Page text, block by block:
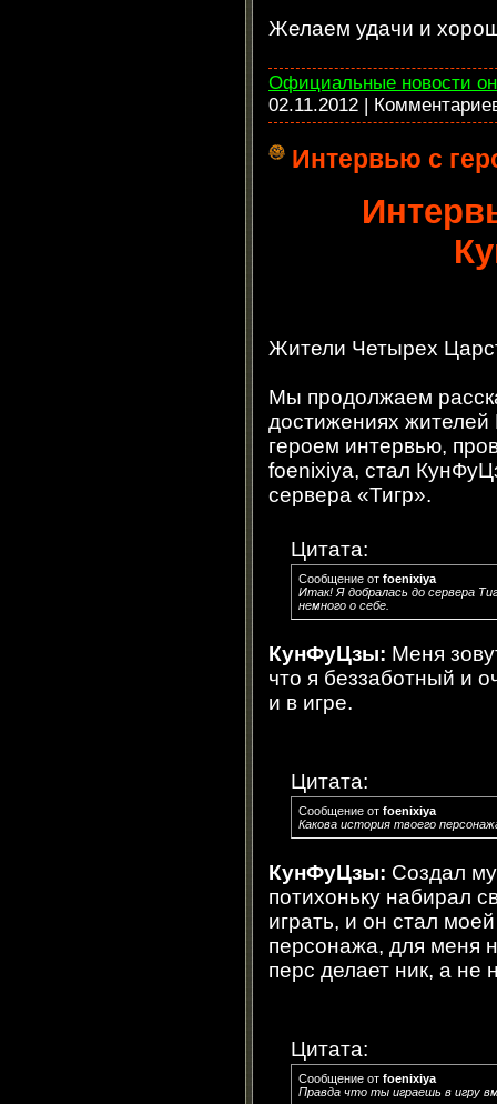
Желаем удачи и
Официальные новости
02.11.2012 |
Интервью с
Жители Четырех
Мы продолжаем
достижениях
героем интервью,
foenixiya, стал
сервера «Тигр».
Цитата:
Сообщение от foenixiya
Итак! Я добралась до сервера
немного о себе.
КунФуЦзы: Меня
что я беззаботный и
и в игре.
Цитата:
Сообщение от foenixiya
Какова история твоего
КунФуЦзы: Создал
потихоньку набирал
играть, и он стал
персонажа, для меня
перс делает ник, а не
Цитата:
Сообщение от foenixiya
Правда что ты играешь в игру